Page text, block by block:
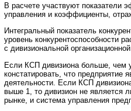
В расчете участвуют показатели
управления и коэффициенты,
Интегральный показатель
уровень конкурентоспособности
с дивизиональной
Если КСП дивизиона больше, чем
констатировать, что
деятельности. Если КСП
выше 1, то дивизион не является
рынке, и система управления